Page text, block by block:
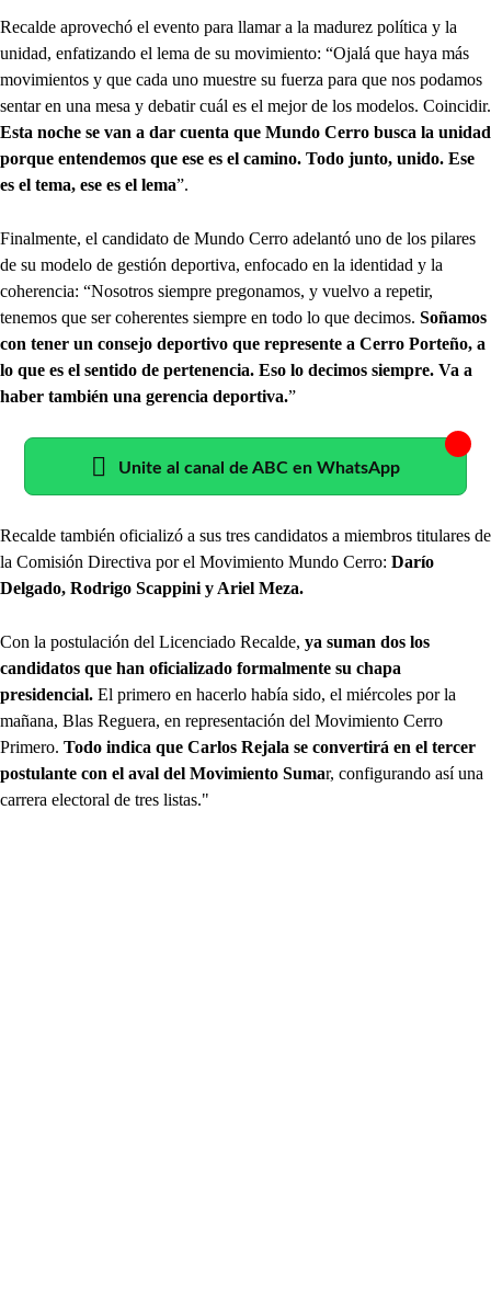
Recalde aprovechó el evento para llamar a la madurez política y la
unidad, enfatizando el lema de su movimiento: “Ojalá que haya más
movimientos y que cada uno muestre su fuerza para que nos podamos
sentar en una mesa y debatir cuál es el mejor de los modelos. Coincidir.
Esta noche se van a dar cuenta que Mundo Cerro busca la unidad
porque entendemos que ese es el camino. Todo junto, unido. Ese
es el tema, ese es el lema”.
Finalmente, el candidato de Mundo Cerro adelantó uno de los pilares
de su modelo de gestión deportiva, enfocado en la identidad y la
coherencia: “Nosotros siempre pregonamos, y vuelvo a repetir,
tenemos que ser coherentes siempre en todo lo que decimos. Soñamos
con tener un consejo deportivo que represente a Cerro Porteño, a
lo que es el sentido de pertenencia. Eso lo decimos siempre. Va a
haber también una gerencia deportiva.”
Unite al canal de ABC en WhatsApp
Recalde también oficializó a sus tres candidatos a miembros titulares de
la Comisión Directiva por el Movimiento Mundo Cerro: Darío
Delgado, Rodrigo Scappini y Ariel Meza.
Con la postulación del Licenciado Recalde, ya suman dos los
candidatos que han oficializado formalmente su chapa
presidencial. El primero en hacerlo había sido, el miércoles por la
mañana, Blas Reguera, en representación del Movimiento Cerro
Primero. Todo indica que Carlos Rejala se convertirá en el tercer
postulante con el aval del Movimiento Sumar, configurando así una
carrera electoral de tres listas."